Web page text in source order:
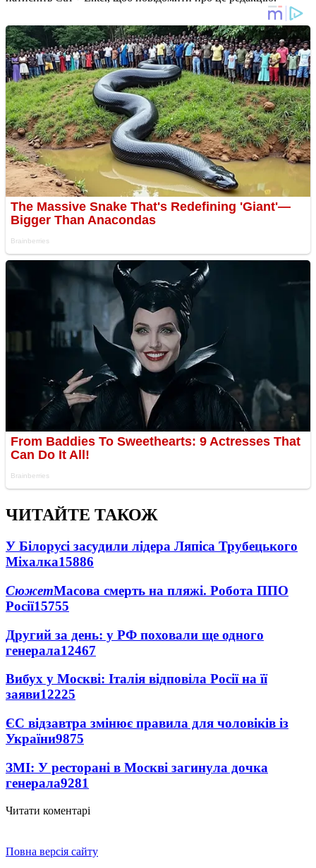
ЧИТАЙТЕ ТАКОЖ
У Білорусі засудили лідера Ляпіса Трубецького
Міхалка15886
СюжетМасова смерть на пляжі. Робота ППО
Росії15755
Другий за день: у РФ поховали ще одного
генерала12467
Вибух у Москві: Італія відповіла Росії на її
заяви12225
ЄС відзавтра змінює правила для чоловіків із
України9875
ЗМІ: У ресторані в Москві загинула дочка
генерала9281
Читати коментарі
Повна версія сайту